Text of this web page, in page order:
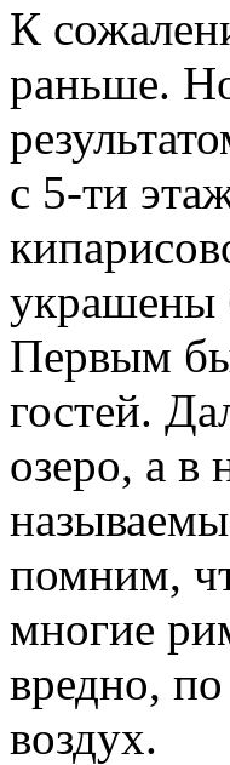
К
раньше.
с 5-ти
украшены
Первым
гостей.
озеро, а в
помним,
многие
вредно,
воздух.